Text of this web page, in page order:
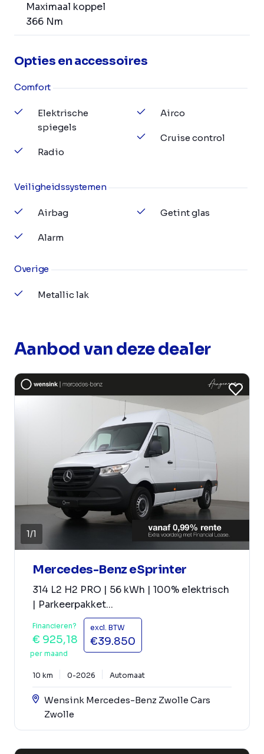
Maximaal koppel
366 Nm
Opties en accessoires
Comfort
Elektrische
spiegels
Radio
Airco
Cruise control
Veiligheidssystemen
Airbag
Alarm
Getint glas
Overige
Metallic lak
Aanbod van deze dealer
1/1
Mercedes-Benz eSprinter
314 L2 H2 PRO | 56 kWh | 100% elektrisch
| Parkeerpakket...
Financieren?
€ 925,18
per maand
excl. BTW
€39.850
10 km 0-2026 Automaat
Wensink Mercedes-Benz Zwolle Cars
Zwolle